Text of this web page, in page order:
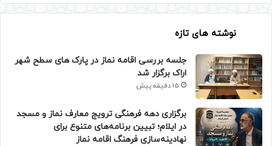
نوشته های تازه
جلسه بررسی اقامه نماز در پارک های سطح شهر
اراک برگزار شد
15 دقیقه پیش
برگزاری دهه فرهنگی ترویج معارف نماز و مسجد
در ایلام؛ تبیین برنامه‌های متنوع برای
نهادینه‌سازی فرهنگ اقامه نماز